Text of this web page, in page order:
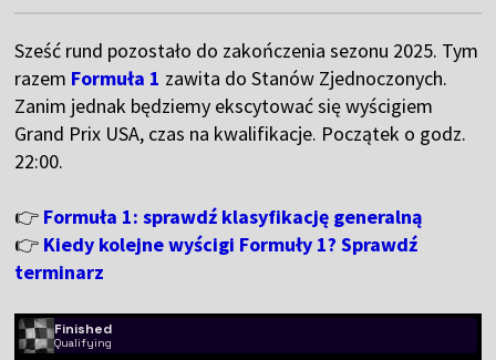
Sześć rund pozostało do zakończenia sezonu 2025. Tym
razem Formuła 1 zawita do Stanów Zjednoczonych.
Zanim jednak będziemy ekscytować się wyścigiem
Grand Prix USA, czas na kwalifikacje. Początek o godz.
22:00.
👉 Formuła 1: sprawdź klasyfikację generalną
👉 Kiedy kolejne wyścigi Formuły 1? Sprawdź
terminarz
Finished
Qualifying